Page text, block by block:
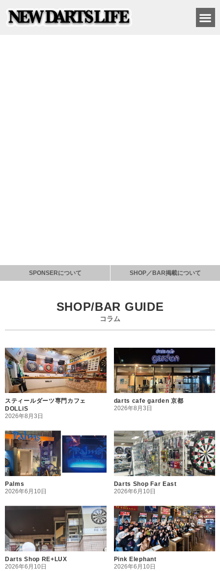
SPONSERについて SHOP／BAR掲載について
SHOP/BAR GUIDE
コラム
スティールダーツ専門カフェ
DOLLiS
2026年8月3日
darts cafe garden 京都
2026年8月3日
Palms
2026年6月10日
Darts Shop Far East
2026年6月10日
Darts Shop RE+LUX
2026年6月10日
Pink Elephant
2026年6月10日